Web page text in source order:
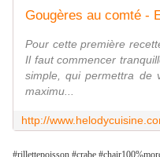
Pour cette première
Il faut commencer
simple, qui permettra de
maximu...
#rillettepoisson #crabe